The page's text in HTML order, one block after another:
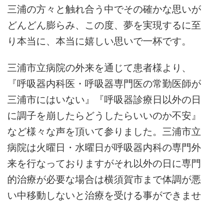
三浦の方々と触れ合う中でその確かな思いが
どんどん膨らみ、この度、夢を実現するに至
り本当に、本当に嬉しい思いで一杯です。
三浦市立病院の外来を通じて患者様より、
『呼吸器内科医・呼吸器専門医の常勤医師が
三浦市にはいない』『呼吸器診療日以外の日
に調子を崩したらどうしたらいいのか不安』
など様々な声を頂いて参りました。三浦市立
病院は火曜日・水曜日が呼吸器内科の専門外
来を行なっておりますがそれ以外の日に専門
的治療が必要な場合は横須賀市まで体調が悪
い中移動しないと治療を受ける事ができませ